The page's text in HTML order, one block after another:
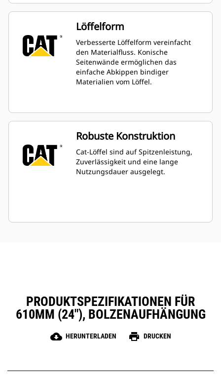
Versorgungswirtschaft.
Löffelform
Verbesserte Löffelform vereinfacht
den Materialfluss. Konische
Seitenwände ermöglichen das
einfache Abkippen bindiger
Materialien vom Löffel.
Robuste Konstruktion
Cat-Löffel sind auf Spitzenleistung,
Zuverlässigkeit und eine lange
Nutzungsdauer ausgelegt.
PRODUKTSPEZIFIKATIONEN FÜR
610MM (24″), BOLZENAUFHÄNGUNG
cloud_download HERUNTERLADEN print DRUCKEN